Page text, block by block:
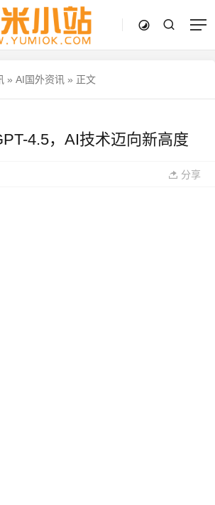
» AI国外资讯 » 正文
4.5，AI技术迈向新高度
分享